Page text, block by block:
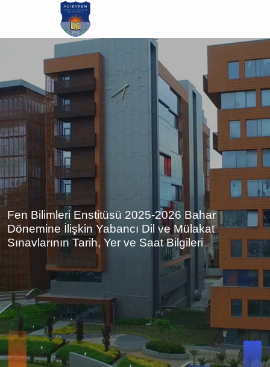
atla
Fen Bilimleri Enstitüsü 2025-2026 Bahar
Dönemine İlişkin Yabancı Dil ve Mülakat
Sınavlarının Tarih, Yer ve Saat Bilgileri